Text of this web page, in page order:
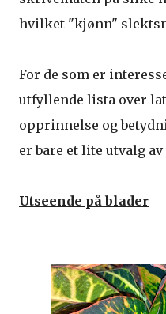
hvilket "kjønn"
For de som er
utfyllende lista over
opprinnelse og
er bare et lite utvalg
Utseende på blader